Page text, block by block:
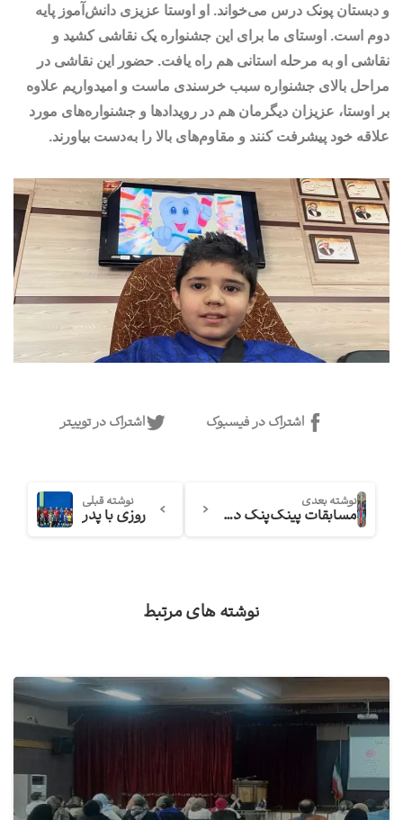
و دبستان پونک درس می‌خواند. او اوستا عزیزی دانش‌آموز پایه
دوم است. اوستای ما برای این جشنواره یک نقاشی کشید و
نقاشی او به مرحله استانی هم راه یافت. حضور این نقاشی در
مراحل بالای جشنواره سبب خرسندی ماست و امیدواریم علاوه
بر اوستا، عزیزان دیگرمان هم در رویدادها و جشنواره‌های مورد
علاقه خود پیشرفت کنند و مقاوم‌های بالا را به‌دست بیاورند.
اشتراک در فیسبوک اشتراک در توییتر
نوشته قبلی
روزی با پدر
نوشته بعدی
مسابقات پینگ‌پنگ در رهیار
نوشته های مرتبط
0